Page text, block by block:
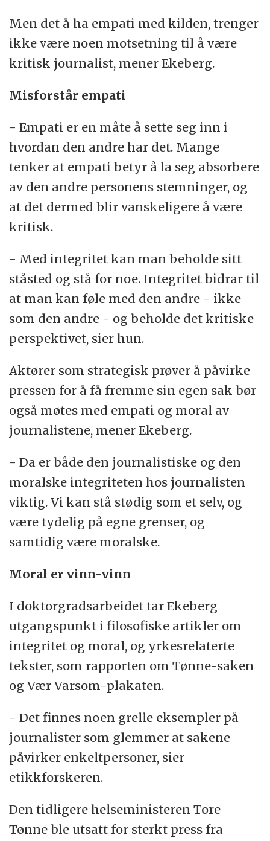
Men det å ha empati med kilden, trenger
ikke være noen motsetning til å være
kritisk journalist, mener Ekeberg.
Misforstår empati
- Empati er en måte å sette seg inn i
hvordan den andre har det. Mange
tenker at empati betyr å la seg absorbere
av den andre personens stemninger, og
at det dermed blir vanskeligere å være
kritisk.
- Med integritet kan man beholde sitt
ståsted og stå for noe. Integritet bidrar til
at man kan føle med den andre - ikke
som den andre - og beholde det kritiske
perspektivet, sier hun.
Aktører som strategisk prøver å påvirke
pressen for å få fremme sin egen sak bør
også møtes med empati og moral av
journalistene, mener Ekeberg.
- Da er både den journalistiske og den
moralske integriteten hos journalisten
viktig. Vi kan stå stødig som et selv, og
være tydelig på egne grenser, og
samtidig være moralske.
Moral er vinn-vinn
I doktorgradsarbeidet tar Ekeberg
utgangspunkt i filosofiske artikler om
integritet og moral, og yrkesrelaterte
tekster, som rapporten om Tønne-saken
og Vær Varsom-plakaten.
- Det finnes noen grelle eksempler på
journalister som glemmer at sakene
påvirker enkeltpersoner, sier
etikkforskeren.
Den tidligere helseministeren Tore
Tønne ble utsatt for sterkt press fra